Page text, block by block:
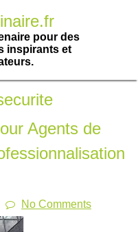
pour des
inspirants et
Agents de
No Comments